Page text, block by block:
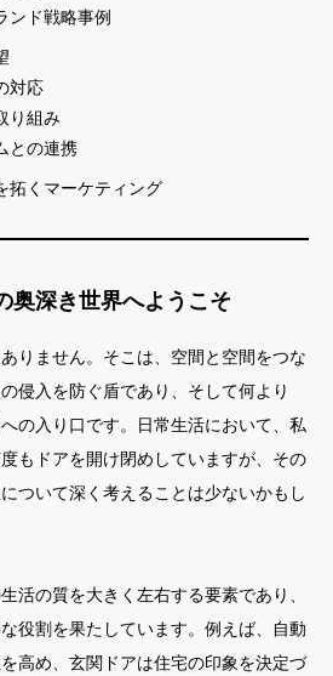
ンド戦略事例
対応
り組み
との連携
拓くマーケティング
奥深き世界へようこそ
りません。そこは、空間と空間をつな
侵入を防ぐ盾であり、そして何より
の入り口です。日常生活において、私
もドアを開け閉めしていますが、その
ついて深く考えることは少ないかもし
活の質を大きく左右する要素であり、
役割を果たしています。例えば、自動
高め、玄関ドアは住宅の印象を決定づ